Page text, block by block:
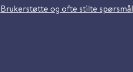
Brukerstøtte og ofte stilte spørsmål